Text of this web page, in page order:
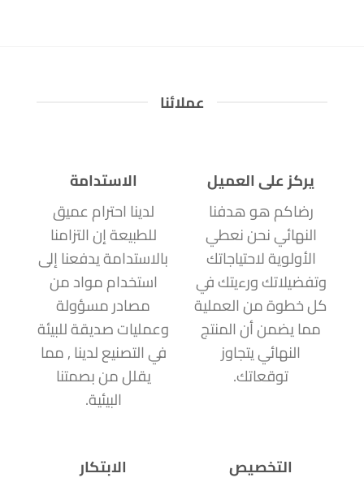
عملائنا
يركز على العميل
رضاكم هو هدفنا
النهائي نحن نعطي
الأولوية لاحتياجاتك
وتفضيلاتك ورءيتك في
كل خطوة من العملية
مما يضمن أن المنتج
النهائي يتجاوز
توقعاتك.
الاستدامة
لدينا احترام عميق
للطبيعة إن التزامنا
بالاستدامة يدفعنا إلى
استخدام مواد من
مصادر مسؤولة
وعمليات صديقة للبيئة
في التصنيع لدينا , مما
يقلل من بصمتنا
البيئية.
التخصيص
الابتكار